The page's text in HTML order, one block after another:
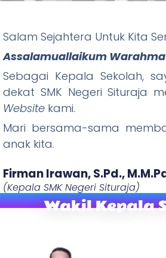
Tandang, Rajin Ibadah) "
Salam Sejahtera Untuk Kita
Assalamuallaikum
Sebagai Kepala Sekolah,
dekat SMK Negeri Situraja
Website kami.
Mari bersama-sama
anak kita.
Firman Irawan, S.Pd.,
(Kepala SMK Negeri Situraja)
Wakil Kepala